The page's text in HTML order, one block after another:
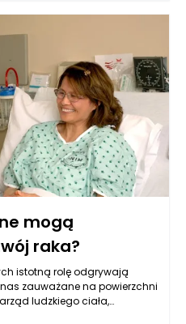
płyny z dodatkiem
pewne właściwości
na zasadzie oksydacji, co
Jednak skutki ich
a rezultaty często nie są
zabiegów
w gabinetach
mogą
raka?
istotną rolę odgrywają
zauważane na powierzchni
ludzkiego ciała,